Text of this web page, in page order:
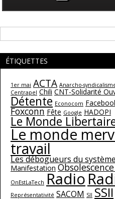
ÉTIQUETTES
1er mai ACTA Anarcho-
Centrapel Chili CNT-Solidarité
Détente Econocom
Foxconn Fête Google HADOPI
Le Monde
Le monde
travail
Les débogueurs du système
Manifestation
OnEstLaTech Radio
Représentativité SACOM SII SSII